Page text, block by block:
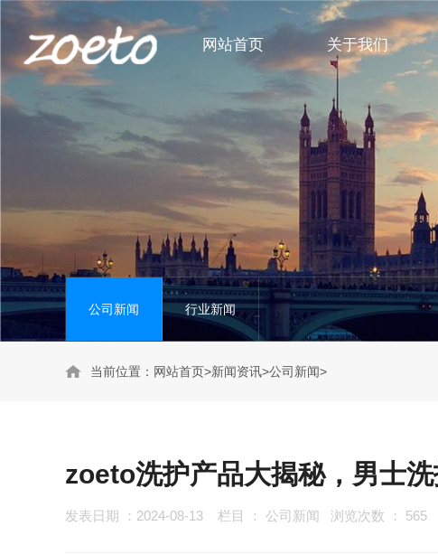
网站首页 关于我们
身体护理系列
头部护理系列
公司新闻
行业新闻
公司新闻 行业新闻
当前位置： 网站首页>新闻资讯>公司新闻>
zoeto洗护产品大揭秘，男士洗
发表日期 ：2024-08-13 栏目 ： 公司新闻 浏览次数 ： 565